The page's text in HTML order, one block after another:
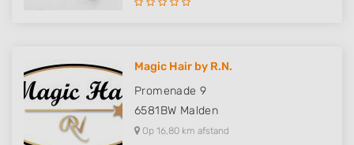
Magic Hair by R.N.
Promenade 9
6581BW Malden
Op 16,80 km afstand